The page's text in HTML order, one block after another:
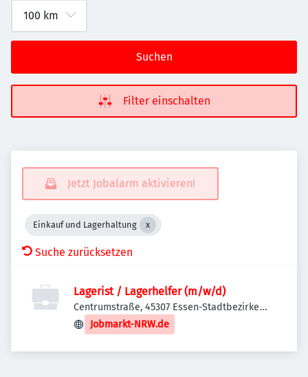
Suchen
Filter einschalten
Jetzt Jobalarm aktivieren!
Einkauf und Lagerhaltung
Suche zurücksetzen
Lagerist / Lagerhelfer (m/w/d)
Centrumstraße, 45307 Essen-Stadtbezirke
VII, Deutschland
Jobmarkt-NRW.de